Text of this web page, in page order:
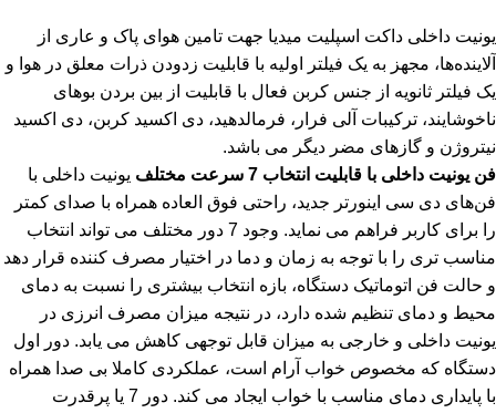
یونیت داخلی داکت اسپلیت میدیا جهت تامین هوای پاک و عاری از
آلاینده‌ها، مجهز به یک فیلتر اولیه با قابلیت زدودن ذرات معلق در هوا و
یک فیلتر ثانویه از جنس کربن فعال با قابلیت از بین بردن بوهای
ناخوشایند، ترکیبات آلی فرار، فرمالدهید، دی اکسید کربن، دی اکسید
نیتروژن و گازهای مضر دیگر می باشد.
فن یونیت داخلی با قابلیت انتخاب 7 سرعت مختلف
یونیت داخلی با
فن‌های دی سی اینورتر جدید، راحتی فوق العاده همراه با صدای کمتر
را برای کاربر فراهم می نماید. وجود 7 دور مختلف می تواند انتخاب
مناسب تری را با توجه به زمان و دما در اختیار مصرف کننده قرار دهد
و حالت فن اتوماتیک دستگاه، بازه انتخاب بیشتری را نسبت به دمای
محیط و دمای تنظیم شده دارد، در نتیجه میزان مصرف انرزی در
یونیت داخلی و خارجی به میزان قابل توجهی کاهش می یابد. دور اول
دستگاه که مخصوص خواب آرام است، عملکردی کاملا بی صدا همراه
با پایداری دمای مناسب با خواب ایجاد می کند. دور 7 یا پرقدرت